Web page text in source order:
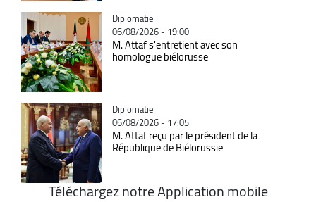
Catégorie
Diplomatie
06/08/2026 - 19:00
M. Attaf s'entretient avec son
homologue biélorusse
Catégorie
Diplomatie
06/08/2026 - 17:05
M. Attaf reçu par le président de la
République de Biélorussie
Téléchargez notre Application mobile